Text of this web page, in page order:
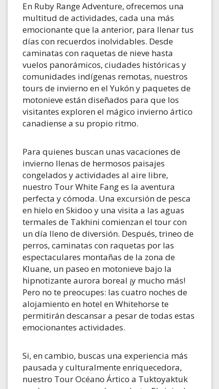
En Ruby Range Adventure, ofrecemos una
multitud de actividades, cada una más
emocionante que la anterior, para llenar tus
días con recuerdos inolvidables. Desde
caminatas con raquetas de nieve hasta
vuelos panorámicos, ciudades históricas y
comunidades indígenas remotas, nuestros
tours de invierno en el Yukón y paquetes de
motonieve están diseñados para que los
visitantes exploren el mágico invierno ártico
canadiense a su propio ritmo.
Para quienes buscan unas vacaciones de
invierno llenas de hermosos paisajes
congelados y actividades al aire libre,
nuestro Tour White Fang es la aventura
perfecta y cómoda. Una excursión de pesca
en hielo en Skidoo y una visita a las aguas
termales de Takhini comienzan el tour con
un día lleno de diversión. Después, trineo de
perros, caminatas con raquetas por las
espectaculares montañas de la zona de
Kluane, un paseo en motonieve bajo la
hipnotizante aurora boreal ¡y mucho más!
Pero no te preocupes: las cuatro noches de
alojamiento en hotel en Whitehorse te
permitirán descansar a pesar de todas estas
emocionantes actividades.
Si, en cambio, buscas una experiencia más
pausada y culturalmente enriquecedora,
nuestro Tour Océano Ártico a Tuktoyaktuk